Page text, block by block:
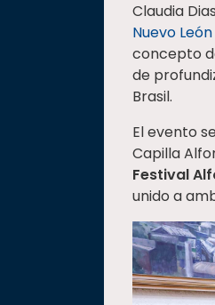
Claudia
Nuevo León
concepto
de
Brasil.
El evento
Capilla
Festival
unido a